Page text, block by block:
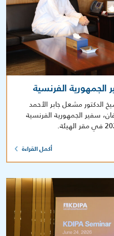
الجمهورية الفرنسية
الدكتور مشعل جابر الأحمد
سفير الجمهورية الفرنسية
أكمل القراءة